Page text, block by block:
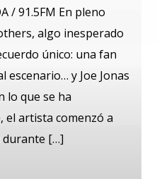
/ 91.5FM En pleno
algo inesperado
único: una fan
escenario… y Joe Jonas
lo que se ha
el artista comenzó a
durante […]